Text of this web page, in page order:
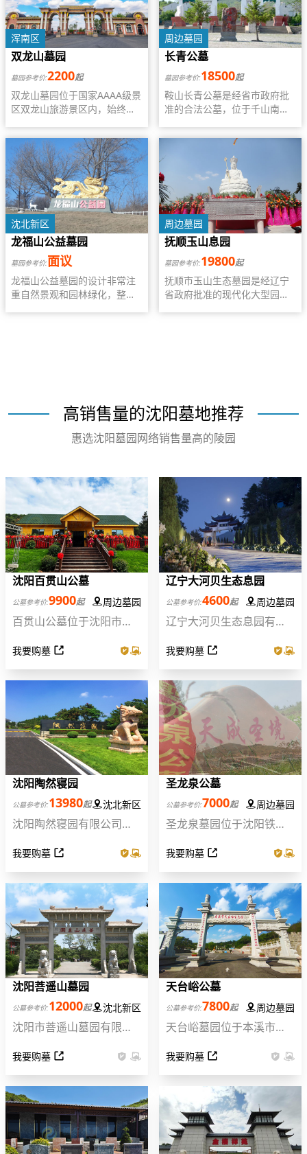
浑南区
双龙山墓园
墓园参考价:2200起
双龙山墓园位于国家AAAA级景
区双龙山旅游景区内，始终本
色，以景观为亮点，十五年精
心建设，苦心经营，传统、现
代文化交融，东西方文化凝
萃，已成为远近驰名、广受青
睐的“人生后花园
周边墓园
长青公墓
墓园参考价:18500起
鞍山长青公墓是经省市政府批
准的合法公墓，位于千山南
柏，山下游流水,山中乌语花
莲花山、仙人台、五佛顶，景
色壮观，得天独有。
沈北新区
龙福山公益墓园
墓园参考价:面议
龙福山公益墓园的设计非常注
重自然景观和园林绿化，整个
周边墓园
抚顺玉山息园
墓园参考价:19800起
抚顺市玉山生态墓园是经辽宁
省政府批准的现代化大型园林
高销售量的沈阳墓地推荐
惠选沈阳墓园网络销售量高的陵园
沈阳百贯山公墓
公墓参考价:9900起 周边墓园
百贯山公墓位于沈阳市棋
处的百贯屯村，园区占地
面积400余亩，成立于
部门批准的合法公墓，距
沈阳市区30余公里。园区
地理位置优越，毗邻沈阳
棋盘山风景区
我要购墓
辽宁大河贝生态息园
公墓参考价:4600起 周边墓园
辽宁大河贝生态息园有限
省民政厅批准的正规合法
经营性公墓,地处长白山余
脉,东临新宾元帅林、南望
煤都抚顺、西眺古城沈
阳、北靠大城市铁岭、与
柴河水库毗邻;真山真水,风
景秀丽
我要购墓
沈阳陶然寝园
公墓参考价:13980起 沈北新区
沈阳陶然寝园有限公司成
3000余亩，是经辽宁省民
政厅批准的合法经营性公
墓之一，批准文号：辽民
经墓字38号。它坐落于我
市风景秀丽的沈北新区，
地处长白山余脉
我要购墓
圣龙泉公墓
公墓参考价:7000起 周边墓园
圣龙泉墓园位于沈阳铁岭
境优美,坐拥长白山余脉,背
靠山饱满,面向水库,是难得
的真山真水好墓园,园区为
社会提供便民服务,每逢祭
扫节日园区在室内有定点
大巴车,看墓选墓专车接送,
师傅免
我要购墓
沈阳菩遥山墓园
公墓参考价:12000起 沈北新区
沈阳市菩遥山墓园有限公
国道旁，始建于二000年五
月。园区总体规划二千多
亩，绿化面积占60%，水
面达四万多平方米，是全
国一流的大型绿色生态公
墓。墓区坐北朝南
我要购墓
天台峪公墓
公墓参考价:7800起 周边墓园
天台峪墓园位于本溪市明
本高速北口11公里。这里
风景秀丽，山清水秀，人
杰地灵，仙气淼淼，是人
间的天堂，修仙成道之
地，孕育后代子孙福泽恩
长。
我要购墓